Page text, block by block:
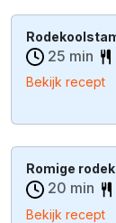
25 min
Bekijk recept
Romige
20 min
Bekijk recept